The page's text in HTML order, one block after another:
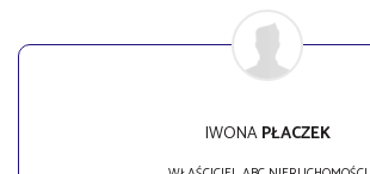
IWONAPŁACZEK